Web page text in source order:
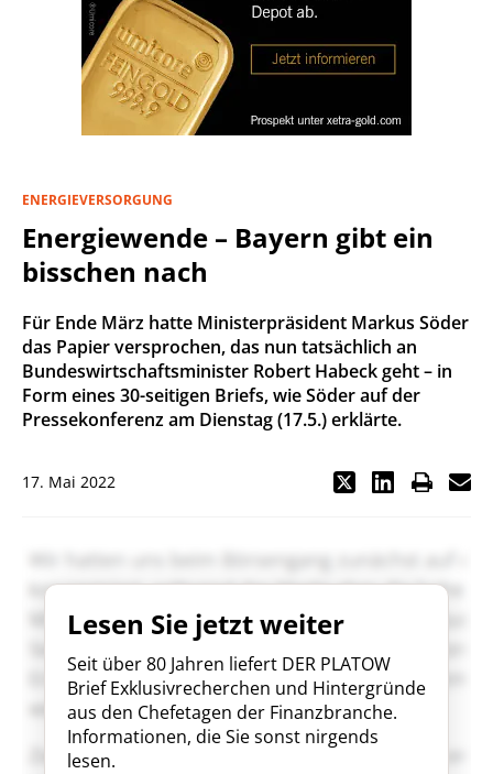
ENERGIEVERSORGUNG
Energiewende – Bayern gibt ein
bisschen nach
Für Ende März hatte Ministerpräsident Markus Söder
das Papier versprochen, das nun tatsächlich an
Bundeswirtschaftsminister Robert Habeck geht – in
Form eines 30-seitigen Briefs, wie Söder auf der
Pressekonferenz am Dienstag (17.5.) erklärte.
17. Mai 2022
Lesen Sie jetzt weiter
Seit über 80 Jahren liefert DER PLATOW
Brief Exklusivrecherchen und Hintergründe
aus den Chefetagen der Finanzbranche.
Informationen, die Sie sonst nirgends
lesen.